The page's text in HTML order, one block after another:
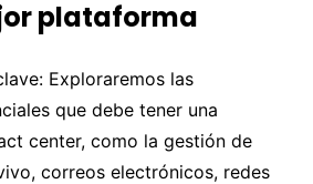
plataforma
Exploraremos las
que debe tener una
center, como la gestión de
correos electrónicos, redes